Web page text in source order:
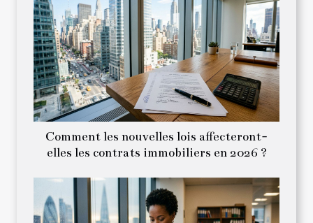
Comment les nouvelles lois affecteront-
elles les contrats immobiliers en 2026 ?